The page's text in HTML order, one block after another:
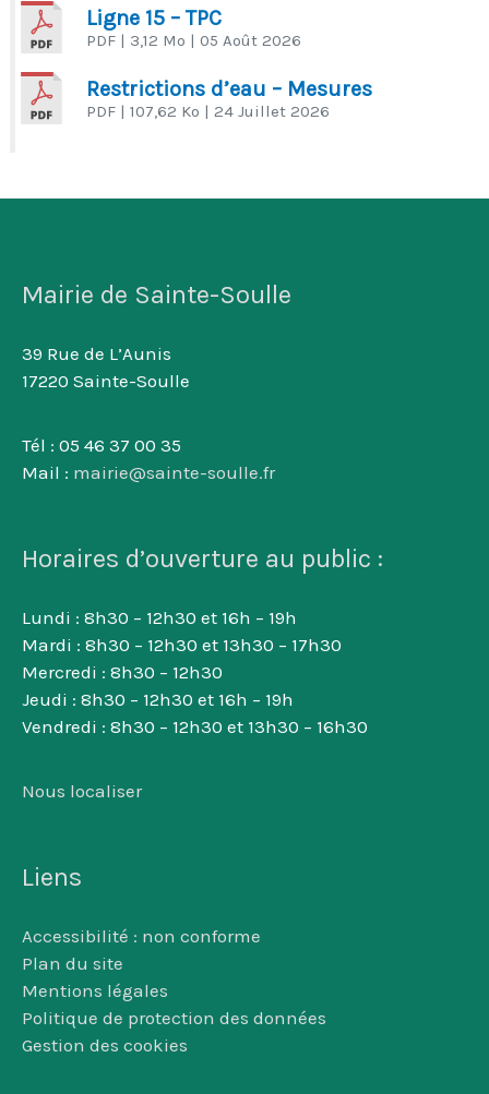
Ligne 15 – TPC
PDF | 3,12 Mo | 05 Août 2026
Restrictions d’eau – Mesures
PDF | 107,62 Ko | 24 Juillet 2026
Mairie de Sainte-Soulle
39 Rue de L’Aunis
17220 Sainte-Soulle
Tél : 05 46 37 00 35
Mail : mairie@sainte-soulle.fr
Horaires d’ouverture au public :
Lundi : 8h30 – 12h30 et 16h – 19h
Mardi : 8h30 – 12h30 et 13h30 – 17h30
Mercredi : 8h30 – 12h30
Jeudi : 8h30 – 12h30 et 16h – 19h
Vendredi : 8h30 – 12h30 et 13h30 – 16h30
Nous localiser
Liens
Accessibilité : non conforme
Plan du site
Mentions légales
Politique de protection des données
Gestion des cookies